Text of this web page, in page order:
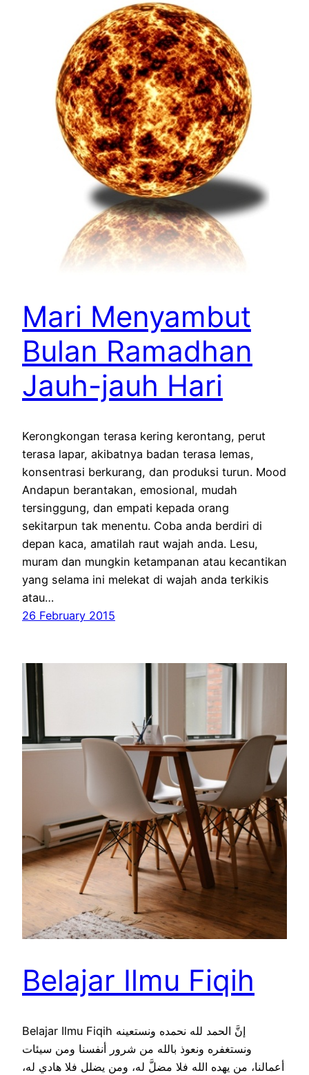
Mari Menyambut
Bulan Ramadhan
Jauh-jauh Hari
Kerongkongan terasa kering kerontang, perut
terasa lapar, akibatnya badan terasa lemas,
konsentrasi berkurang, dan produksi turun. Mood
Andapun berantakan, emosional, mudah
tersinggung, dan empati kepada orang
sekitarpun tak menentu. Coba anda berdiri di
depan kaca, amatilah raut wajah anda. Lesu,
muram dan mungkin ketampanan atau kecantikan
yang selama ini melekat di wajah anda terkikis
atau…
26 February 2015
Belajar Ilmu Fiqih
Belajar Ilmu Fiqih إنَّ الحمد لله نحمده ونستعينه
ونستغفره ونعوذ بالله من شرور أنفسنا ومن سيئات
أعمالنا، من يهده الله فلا مضلَّ له، ومن يضلل فلا هادي له،